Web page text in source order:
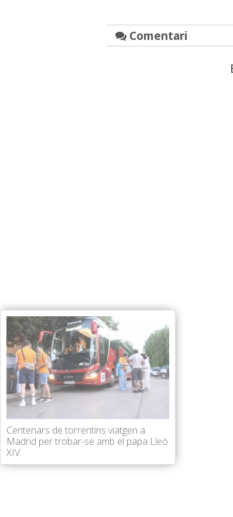
Comentari
Centenars de torrentins viatgen a
Madrid per trobar-se amb el papa Lleó
XIV